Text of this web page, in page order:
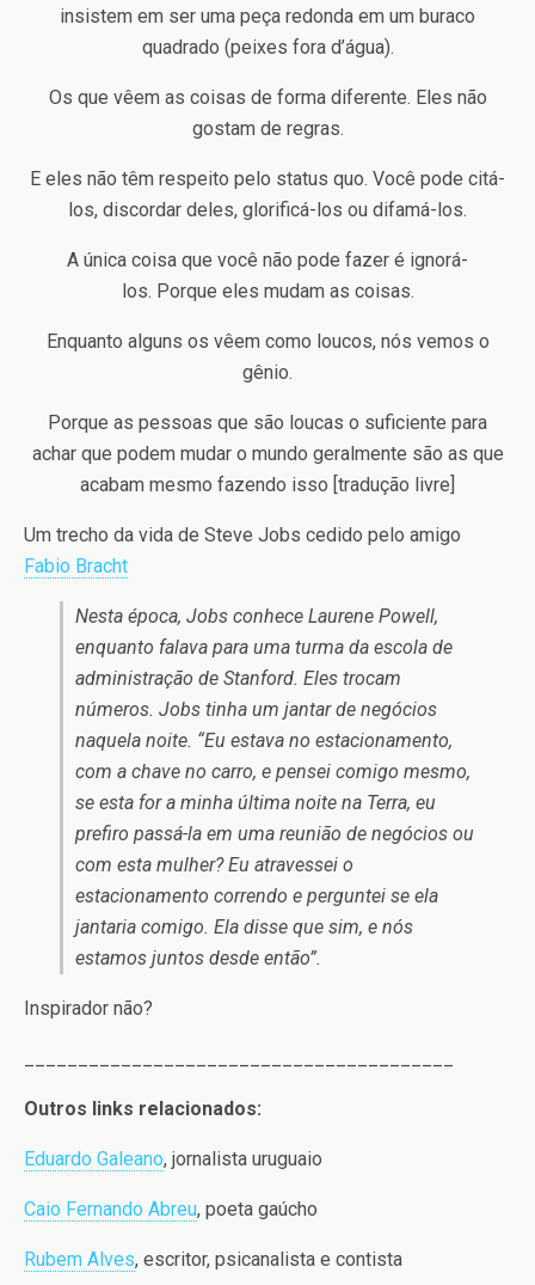
insistem em ser uma peça redonda em um buraco
quadrado (peixes fora d’água).
Os que vêem as coisas de forma diferente. Eles não
gostam de regras.
E eles não têm respeito pelo status quo. Você pode citá-
los, discordar deles, glorificá-los ou difamá-los.
A única coisa que você não pode fazer é ignorá-
los. Porque eles mudam as coisas.
Enquanto alguns os vêem como loucos, nós vemos o
gênio.
Porque as pessoas que são loucas o suficiente para
achar que podem mudar o mundo geralmente são as que
acabam mesmo fazendo isso [tradução livre]
Um trecho da vida de Steve Jobs cedido pelo amigo
Fabio Bracht
Nesta época, Jobs conhece Laurene Powell,
enquanto falava para uma turma da escola de
administração de Stanford. Eles trocam
números. Jobs tinha um jantar de negócios
naquela noite. “Eu estava no estacionamento,
com a chave no carro, e pensei comigo mesmo,
se esta for a minha última noite na Terra, eu
prefiro passá-la em uma reunião de negócios ou
com esta mulher? Eu atravessei o
estacionamento correndo e perguntei se ela
jantaria comigo. Ela disse que sim, e nós
estamos juntos desde então”.
Inspirador não?
Outros links relacionados:
Eduardo Galeano, jornalista uruguaio
Caio Fernando Abreu, poeta gaúcho
Rubem Alves, escritor, psicanalista e contista